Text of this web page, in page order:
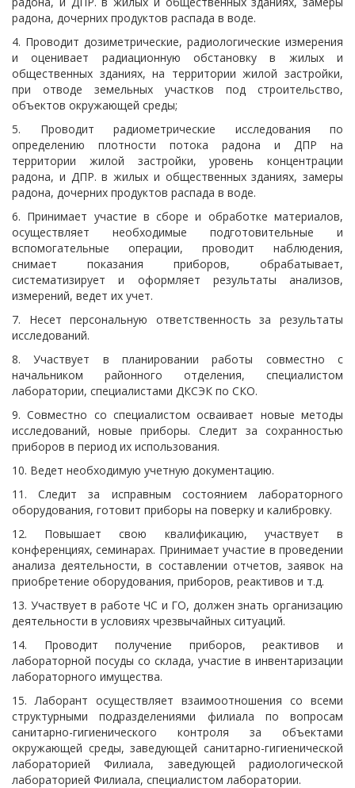
радона, дочерних продуктов распада в воде.
4. Проводит дозиметрические, радиологические измерения
и оценивает радиационную обстановку в жилых и
общественных зданиях, на территории жилой застройки,
при отводе земельных участков под строительство,
объектов окружающей среды;
5. Проводит радиометрические исследования по
определению плотности потока радона и ДПР на
территории жилой застройки, уровень концентрации
радона, и ДПР. в жилых и общественных зданиях, замеры
радона, дочерних продуктов распада в воде.
6. Принимает участие в сборе и обработке материалов,
осуществляет необходимые подготовительные и
вспомогательные операции, проводит наблюдения,
снимает показания приборов, обрабатывает,
систематизирует и оформляет результаты анализов,
измерений, ведет их учет.
7. Несет персональную ответственность за результаты
исследований.
8. Участвует в планировании работы совместно с
начальником районного отделения, специалистом
лаборатории, специалистами ДКСЭК по СКО.
9. Совместно со специалистом осваивает новые методы
исследований, новые приборы. Следит за сохранностью
приборов в период их использования.
10. Ведет необходимую учетную документацию.
11. Следит за исправным состоянием лабораторного
оборудования, готовит приборы на поверку и калибровку.
12. Повышает свою квалификацию, участвует в
конференциях, семинарах. Принимает участие в проведении
анализа деятельности, в составлении отчетов, заявок на
приобретение оборудования, приборов, реактивов и т.д.
13. Участвует в работе ЧС и ГО, должен знать организацию
деятельности в условиях чрезвычайных ситуаций.
14. Проводит получение приборов, реактивов и
лабораторной посуды со склада, участие в инвентаризации
лабораторного имущества.
15. Лаборант осуществляет взаимоотношения со всеми
структурными подразделениями филиала по вопросам
санитарно-гигиенического контроля за объектами
окружающей среды, заведующей санитарно-гигиенической
лабораторией Филиала, заведующей радиологической
лабораторией Филиала, специалистом лаборатории.